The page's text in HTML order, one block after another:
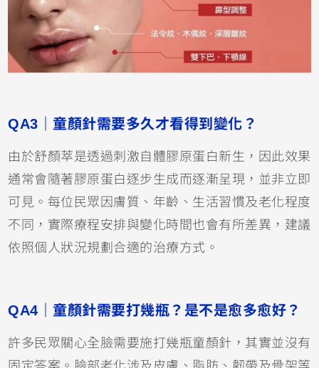
QA3｜童顏針需要多久才看得到變化？
由於舒顏萃是透過刺激自體膠原蛋白新生，因此效果
通常會隨著膠原蛋白逐步生成而逐漸呈現，並非立即
可見。每位民眾因膚質、年齡、生活習慣及老化程度
不同，實際療程安排與變化時間也會有所差異，建議
依照個人狀況規劃合適的治療方式。
QA4｜童顏針需要打幾瓶？是不是愈多愈好？
許多民眾關心全臉需要施打幾瓶童顏針，其實並沒有